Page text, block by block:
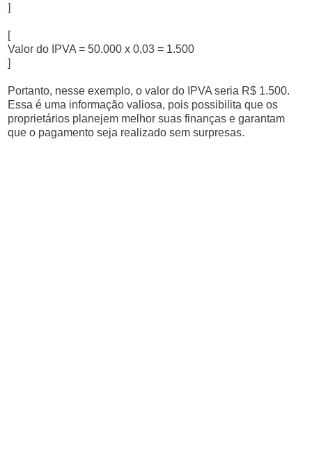
]
[
Valor do IPVA = 50.000 x 0,03 = 1.500
]
Portanto, nesse exemplo, o valor do IPVA seria R$ 1.500.
Essa é uma informação valiosa, pois possibilita que os
proprietários planejem melhor suas finanças e garantam
que o pagamento seja realizado sem surpresas.